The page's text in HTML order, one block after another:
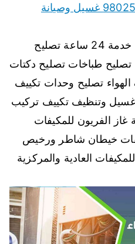
تصليح مكيفات خيطان 98025055 غسيل وصيانة
تصليح مكيفات خيطان نقدم خدمة 24 ساعة تصليح
طباخات تصليح دكتات
تصليح وحدات تكييف
وتنظيف تكييف تركيب
الفريون للمكيفات
خيطان شاطر ورخيص
العادية والمركزية